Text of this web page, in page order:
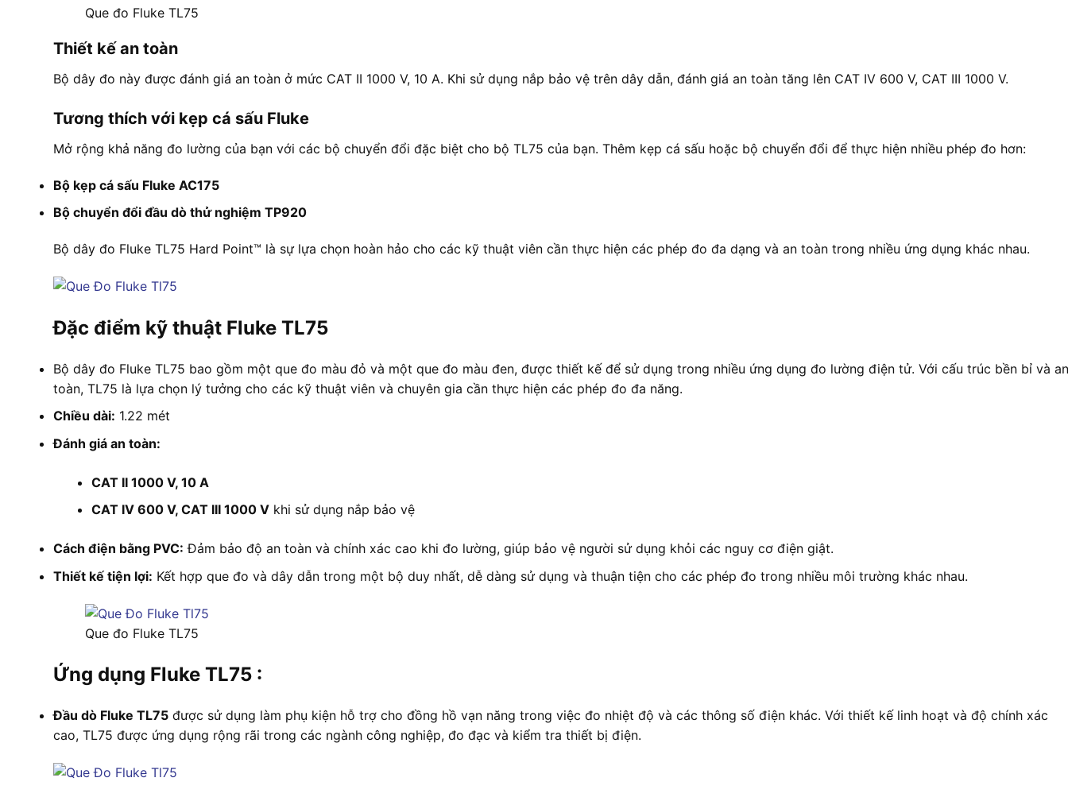
Que đo Fluke TL75
Thiết kế an toàn
Bộ dây đo này được đánh giá an toàn ở mức CAT II 1000 V, 10 A. Khi sử dụng nắp bảo vệ trên dây dẫn, đánh giá an toàn tăng lên CAT IV 600 V, CAT III 1000 V.
Tương thích với kẹp cá sấu Fluke
Mở rộng khả năng đo lường của bạn với các bộ chuyển đổi đặc biệt cho bộ TL75 của bạn. Thêm kẹp cá sấu hoặc bộ chuyển đổi để thực hiện nhiều phép đo hơn:
Bộ kẹp cá sấu Fluke AC175
Bộ chuyển đổi đầu dò thử nghiệm TP920
Bộ dây đo Fluke TL75 Hard Point™ là sự lựa chọn hoàn hảo cho các kỹ thuật viên cần thực hiện các phép đo đa dạng và an toàn trong nhiều ứng dụng khác nhau.
Đặc điểm kỹ thuật Fluke TL75
Bộ dây đo Fluke TL75 bao gồm một que đo màu đỏ và một que đo màu đen, được thiết kế để sử dụng trong nhiều ứng dụng đo lường điện tử. Với cấu trúc bền bỉ và an
toàn, TL75 là lựa chọn lý tưởng cho các kỹ thuật viên và chuyên gia cần thực hiện các phép đo đa năng.
Chiều dài: 1.22 mét
Đánh giá an toàn:
CAT II 1000 V, 10 A
CAT IV 600 V, CAT III 1000 V khi sử dụng nắp bảo vệ
Cách điện bằng PVC: Đảm bảo độ an toàn và chính xác cao khi đo lường, giúp bảo vệ người sử dụng khỏi các nguy cơ điện giật.
Thiết kế tiện lợi: Kết hợp que đo và dây dẫn trong một bộ duy nhất, dễ dàng sử dụng và thuận tiện cho các phép đo trong nhiều môi trường khác nhau.
Que đo Fluke TL75
Ứng dụng Fluke TL75 :
Đầu dò Fluke TL75 được sử dụng làm phụ kiện hỗ trợ cho đồng hồ vạn năng trong việc đo nhiệt độ và các thông số điện khác. Với thiết kế linh hoạt và độ chính xác
cao, TL75 được ứng dụng rộng rãi trong các ngành công nghiệp, đo đạc và kiểm tra thiết bị điện.